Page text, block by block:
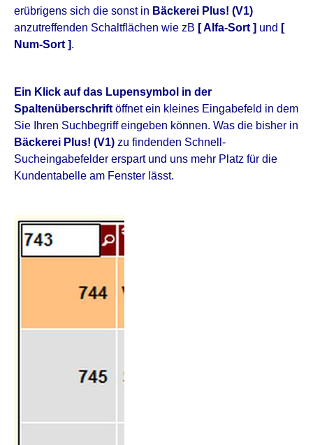
erübrigens sich die sonst in Bäckerei Plus! (V1)
anzutreffenden Schaltflächen wie zB [ Alfa-Sort ] und [
Num-Sort ].
Ein Klick auf das Lupensymbol in der
Spaltenüberschrift öffnet ein kleines Eingabefeld in dem
Sie Ihren Suchbegriff eingeben können. Was die bisher in
Bäckerei Plus! (V1) zu findenden Schnell-
Sucheingabefelder erspart und uns mehr Platz für die
Kundentabelle am Fenster lässt.